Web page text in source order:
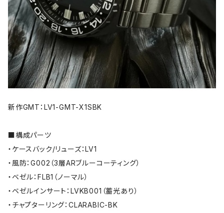
新作GMT：LV1-GMT-X1SBK
■構成パーツ
・ケースバック/リューズ：LV1
・風防：G002（3層ARブルーコーティング）
・ベゼル：FLB1（ノーマル）
・ベゼルインサート：LVKB001（蓄光あり）
・チャプターリング：CLARABIC-BK